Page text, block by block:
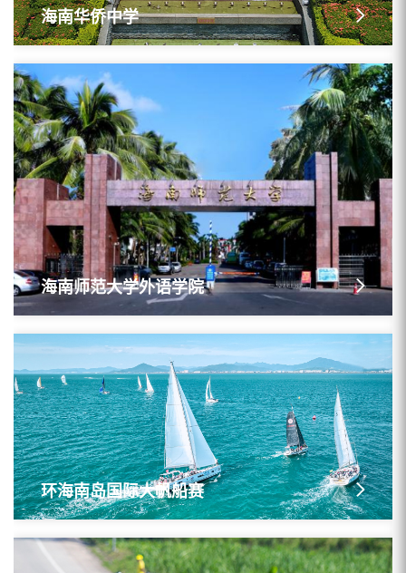
海南华侨中学
海南师范大学外语学院
环海南岛国际大帆船赛